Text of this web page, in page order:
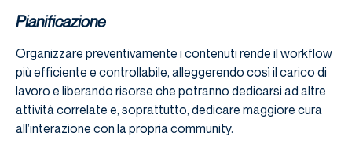
Pianificazione
Organizzare preventivamente i contenuti rende il workflow
più efficiente e controllabile, alleggerendo così il carico di
lavoro e liberando risorse che potranno dedicarsi ad altre
attività correlate e, soprattutto, dedicare maggiore cura
all’interazione con la propria community.